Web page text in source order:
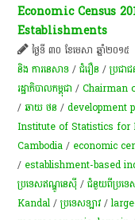
Economic Census
Establishments
ថ្ងៃទី ៣០ ខែមេសា ឆ្នាំ២០១៥
និង​ ការ​នេ​សាទ​ /ជំរឿន /ប្រជា
រដ្ឋាភិបាលកម្ពុជា /Chairman
/ឆាយ​ ថន​ /development
Institute of Statistics
Cambodia / economic
/ establishment-based
ប្រទេសឥណ្ឌូនេស៊ី /ជំនួយពីប្រទ
Kandal /ប្រទេសឡាវ /